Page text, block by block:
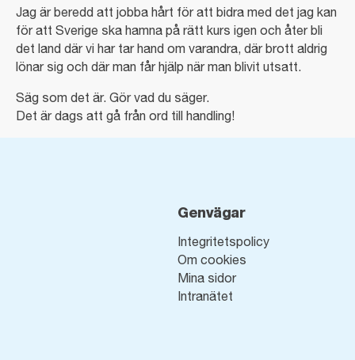
Jag är beredd att jobba hårt för att bidra med det jag kan
för att Sverige ska hamna på rätt kurs igen och åter bli
det land där vi har tar hand om varandra, där brott aldrig
lönar sig och där man får hjälp när man blivit utsatt.
Säg som det är. Gör vad du säger.
Det är dags att gå från ord till handling!
Genvägar
Integritetspolicy
Om cookies
Mina sidor
Intranätet